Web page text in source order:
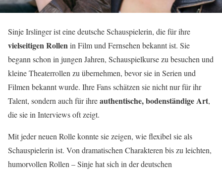
Sinje Irslinger ist eine deutsche Schauspielerin, die für ihre
vielseitigen Rollenin Film und Fernsehen bekannt ist. Sie
begann schon in jungen Jahren, Schauspielkurse zu besuchen und
kleine Theaterrollen zu übernehmen, bevor sie in Serien und
Filmen bekannt wurde. Ihre Fans schätzen sie nicht nur für ihr
Talent, sondern auch für ihreauthentische, bodenständige Art,
die sie in Interviews oft zeigt.
Mit jeder neuen Rolle konnte sie zeigen, wie flexibel sie als
Schauspielerin ist. Von dramatischen Charakteren bis zu leichten,
humorvollen Rollen – Sinje hat sich in der deutschen